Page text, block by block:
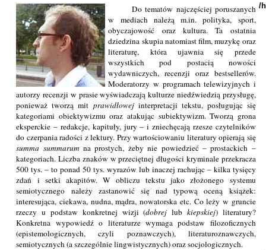
Do tematów najczęściej poruszanych
w mediach należą m.in. polityka, sport,
obyczajowość oraz kultura. Ta ostatnia
dziedzina skupia natomiast film, muzykę oraz
literaturę, która ujawnia się przede
wszystkich pod postacią nowości
wydawniczych, recenzji oraz bestsellerów.
Moderatorzy w programach telewizyjnych i
autorzy recenzji w prasie wyświadczają kulturze niedźwiedzią przysługę,
ponieważ tworzą mit prawidłowejinterpretacji tekstu, posługując się
kategoriami obiektywizmu oraz atakując subiektywizm. Tworzą grona
eksperckie – redakcje, kapituły, jury – i zniechęcają rzesze czytelników
do czerpania radości z lektury. Przy wartościowaniu literatury opierają się
summa summarumna prostych, żeby nie powiedzieć ­– prostackich –
kategoriach. Liczba znaków w przeciętnej długości kryminale przekracza
500 tys. – to ponad 50 tys. wyrazów lub inaczej rachując – kilka tysięcy
zdań i setki akapitów. W obliczu tekstu jako złożonego systemu
semiotycznego należy zastanowić się nad typową oceną książek:
interesująca, ciekawa, nudna, mądra, nowatorska etc. Co leży w gruncie
rzeczy u podstaw konkretnej wizji (dobrej lub kiepskiej) literatury?
Konkretna wypowiedź o literaturze wymaga podstaw filozoficznych
(epistemologicznych, czyli poznawczych), literaturoznawczych,
semiotycznych (a szczególnie lingwistycznych) oraz socjologicznych.
/